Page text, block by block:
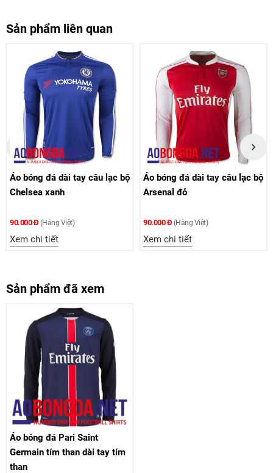
Sản phẩm liên quan
Áo bóng đá dài tay câu lạc bộ
Chelsea xanh
90.000 Đ (Hàng Việt)
Xem chi tiết
Áo bóng đá dài tay câu lạc bộ
Arsenal đỏ
90.000 Đ (Hàng Việt)
Xem chi tiết
Sản phẩm đã xem
Áo bóng đá Pari Saint
Germain tím than dài tay tím
than